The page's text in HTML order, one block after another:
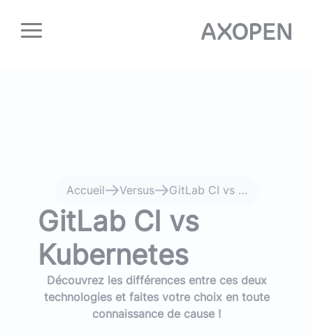
Accueil Versus GitLab CI vs Kubernetes
GitLab CI vs
Kubernetes
Découvrez les différences entre ces deux
technologies et faites votre choix en toute
connaissance de cause !